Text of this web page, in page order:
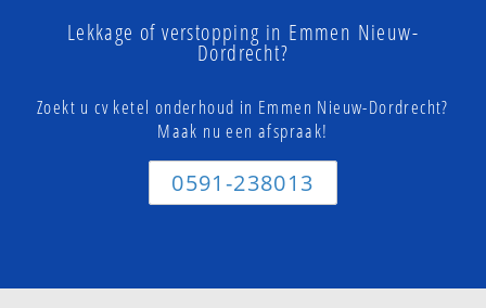
Lekkage of verstopping in Emmen Nieuw-
Dordrecht?
Zoekt u cv ketel onderhoud in Emmen Nieuw-Dordrecht?
Maak nu een afspraak!
0591-238013